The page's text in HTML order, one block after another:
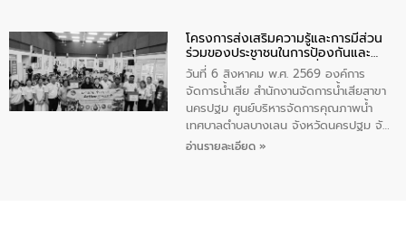
ประชาชน ตัวแทนจากโรงแรมต่างๆ ในเขต
เทศบาลตำบลราไวย์ ศูนย์บริหารจัดการ
คุณภาพน้ำเทศบาลตำบลราไวย์ นำโดยนาย
น้อย แก้วเศษ ผู้จัดการสำนักงานจัดการน้ำ
เสียสาขาภูเก็ต พร้อมด้วยเจ้าหน้าที่ จำนวน
5 คน ร่วมทำกิจกรรม ทำความสะอาด
ชายหาดและแหล่งท่องเที่ยว ณ บริเวณ
โครงการส่งเสริมความรู้และการมีส่วน
ร่วมของประชาชนในการป้องกันและ
แก้ไขปัญหาน้ำเสียอย่างยั่งยืน
วันที่ 6 สิงหาคม พ.ศ. 2569 องค์การ
จัดการน้ำเสีย สำนักงานจัดการน้ำเสียสาขา
นครปฐม ศูนย์บริหารจัดการคุณภาพน้ำ
เทศบาลตำบลบางเลน จังหวัดนครปฐม จัด
กิจกรรมภายใต้โครงการส่งเสริมความรู้และ
อ่านรายละเอียด »